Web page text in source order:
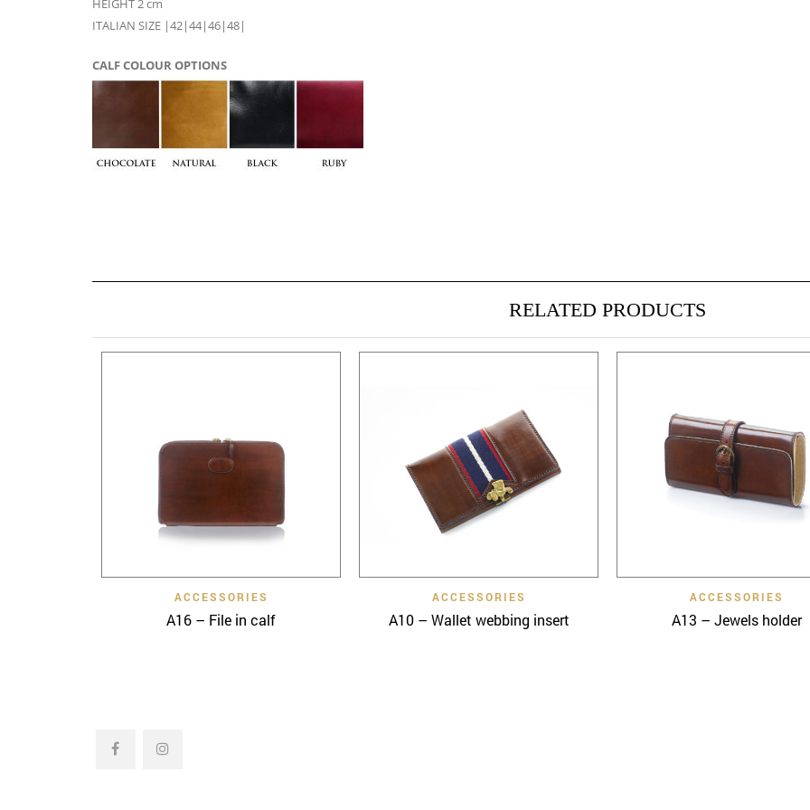
HEIGHT 2 cm
ITALIAN SIZE |42|44|46|48|
CALF COLOUR OPTIONS
RELATED PRODUCTS
Quick View
ACCESSORIES
A16 – File in calf
Quick View
ACCESSORIES
A10 – Wallet webbing insert
Quick View
ACCESSORIES
A13 – Jewels holder